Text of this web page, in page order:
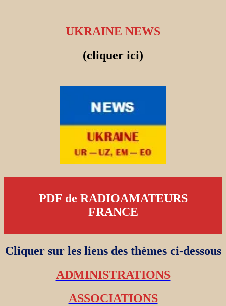
UKRAINE NEWS
(cliquer ici)
PDF de RADIOAMATEURS
FRANCE
Cliquer sur les liens des thèmes ci-dessous
ADMINISTRATIONS
ASSOCIATIONS